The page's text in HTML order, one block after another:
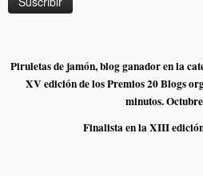
Piruletas de jamón, blog ganador en la
XV edición de los Premios 20 Blogs
minutos.
Finalista en la XIII